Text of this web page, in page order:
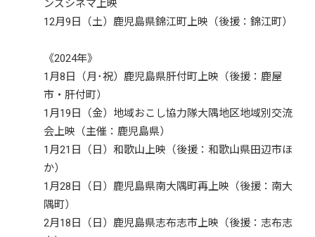
ンズシネマ上映
12月9日（土）鹿児島県錦江町上映（後援：錦江町）
《2024年》
1月8日（月･祝）鹿児島県肝付町上映（後援：鹿屋
市・肝付町）
1月19日（金）地域おこし協力隊大隅地区地域別交流
会上映（主催：鹿児島県）
1月21日（日）和歌山上映（後援：和歌山県田辺市ほ
か）
1月28日（日）鹿児島県南大隅町再上映（後援：南大
隅町）
2月18日（日）鹿児島県志布志市上映（後援：志布志